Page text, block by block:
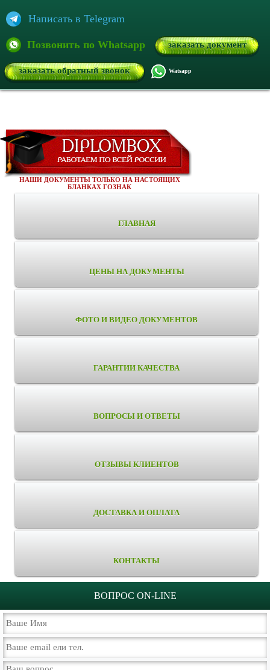
Написать в Telegram
Позвонить по Whatsapp заказать документ
заказать обратный звонок Watsapp
НАШИ ДОКУМЕНТЫ ТОЛЬКО НА НАСТОЯЩИХ
БЛАНКАХ ГОЗНАК
ГЛАВНАЯ
ЦЕНЫ НА ДОКУМЕНТЫ
ФОТО И ВИДЕО ДОКУМЕНТОВ
ГАРАНТИИ КАЧЕСТВА
ВОПРОСЫ И ОТВЕТЫ
ОТЗЫВЫ КЛИЕНТОВ
ДОСТАВКА И ОПЛАТА
КОНТАКТЫ
ВОПРОС ON-LINE